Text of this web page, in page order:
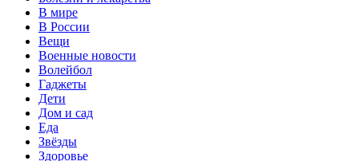
В мире
В России
Вещи
Военные новости
Волейбол
Гаджеты
Дети
Дом и сад
Еда
Звёзды
Здоровье